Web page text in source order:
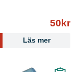
50kr
Läs mer